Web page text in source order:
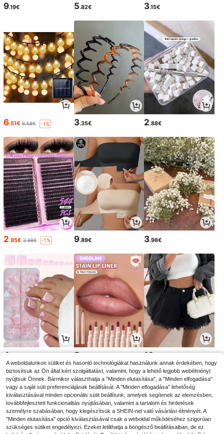
9.19€ 5.82€ 3.15€
6.51€ 6.58€ -1% 3.35€ 2.88€
2.95€ 2.98€ -1% 9.89€ 3.98€
4 5 16
A weboldalunkon sütiket és hasonló technológiákat használunk annak érdekében, hogy
biztosítsuk az Ön által kért szolgáltatást, valamint, hogy a lehető legjobb webélményt
nyújtsuk Önnek. Bármikor választhatja a "Minden elutasítása", a "Minden elfogadása"
vagy a saját süti preferenciájának beállítását. A "Minden elfogadása" lehetőség
kiválasztásával minden opcionális sütit beállítunk, amelyek segítenek az elemzésben,
továbbfejlesztett funkcionalitás nyújtásában, valamint a tartalom és hirdetések
személyre szabásában, hogy kiegészítsük a SHEIN-nel való vásárlási élményét. A
"Minden elutasítása" opció kiválasztásával csak a weboldal működéséhez szigorúan
szükséges sütiket engedélyezi. Ezeket letilthatja a böngésző beállításaiban, de ez